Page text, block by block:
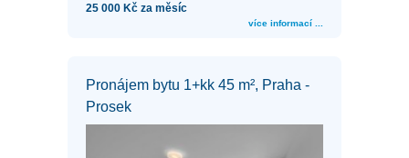
25 000 Kč za měsíc
více informací ...
Pronájem bytu 1+kk 45 m², Praha -
Prosek